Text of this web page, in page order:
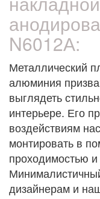
N6012А:
Металлический
алюминия
выглядеть
интерьере. Его
воздействиям
монтировать в
проходимостью
дизайнерам и